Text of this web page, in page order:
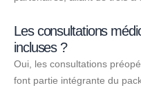
Les consultations
incluses ?
Oui, les consultations
font partie intégrante du